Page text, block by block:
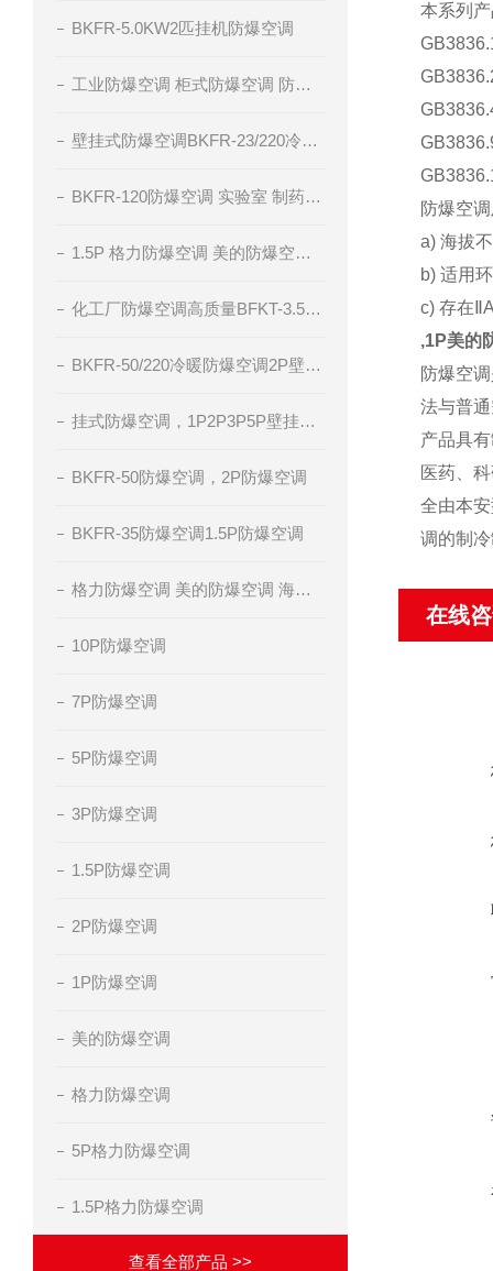
BKFR-5.0KW2匹挂机防爆空调
工业防爆空调 柜式防爆空调 防爆空调厂家 腾轩BKFR防爆空调
壁挂式防爆空调BKFR-23/220冷暖型防爆空调
BKFR-120防爆空调 实验室 制药厂 化工厂
1.5P 格力防爆空调 美的防爆空调 海尔防爆空调
化工厂防爆空调高质量BFKT-3.5系列
BKFR-50/220冷暖防爆空调2P壁挂式防爆空调
挂式防爆空调，1P2P3P5P壁挂分体式空调，冷暖防爆空调，腾轩防爆
BKFR-50防爆空调，2P防爆空调
BKFR-35防爆空调1.5P防爆空调
格力防爆空调 美的防爆空调 海尔防爆空调 厂家直销
10P防爆空调
7P防爆空调
5P防爆空调
3P防爆空调
1.5P防爆空调
2P防爆空调
1P防爆空调
美的防爆空调
格力防爆空调
5P格力防爆空调
1.5P格力防爆空调
查看全部产品 >>
本系列
防爆空
a) 海拔
b) 适用
c) 存在
,1P美的
防爆空
法与普
产品具
医药、
全由本
调的制
在线